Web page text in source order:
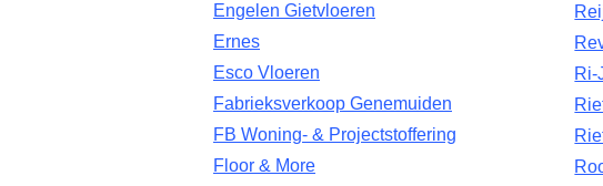
Engelen Gietvloeren
Ernes
Esco Vloeren
Fabrieksverkoop Genemuiden
FB Woning- & Projectstoffering
Floor & More
Ri-